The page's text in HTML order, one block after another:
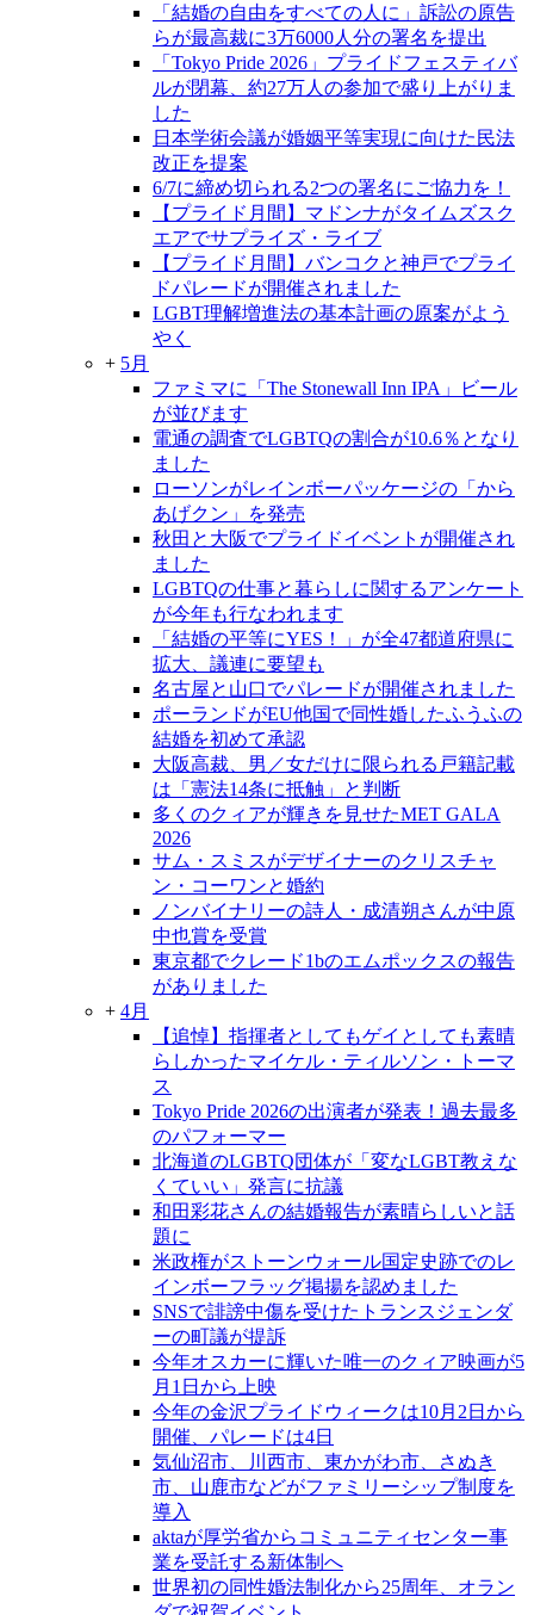
「結婚の自由をすべての人に」訴訟の原告
らが最高裁に3万6000人分の署名を提出
「Tokyo Pride 2026」プライドフェスティバ
ルが閉幕、約27万人の参加で盛り上がりま
した
日本学術会議が婚姻平等実現に向けた民法
改正を提案
6/7に締め切られる2つの署名にご協力を！
【プライド月間】マドンナがタイムズスク
エアでサプライズ・ライブ
【プライド月間】バンコクと神戸でプライ
ドパレードが開催されました
LGBT理解増進法の基本計画の原案がよう
やく
+ 5月
ファミマに「The Stonewall Inn IPA」ビール
が並びます
電通の調査でLGBTQの割合が10.6％となり
ました
ローソンがレインボーパッケージの「から
あげクン」を発売
秋田と大阪でプライドイベントが開催され
ました
LGBTQの仕事と暮らしに関するアンケート
が今年も行なわれます
「結婚の平等にYES！」が全47都道府県に
拡大、議連に要望も
名古屋と山口でパレードが開催されました
ポーランドがEU他国で同性婚したふうふの
結婚を初めて承認
大阪高裁、男／女だけに限られる戸籍記載
は「憲法14条に抵触」と判断
多くのクィアが輝きを見せたMET GALA
2026
サム・スミスがデザイナーのクリスチャ
ン・コーワンと婚約
ノンバイナリーの詩人・成清朔さんが中原
中也賞を受賞
東京都でクレード1bのエムポックスの報告
がありました
+ 4月
【追悼】指揮者としてもゲイとしても素晴
らしかったマイケル・ティルソン・トーマ
ス
Tokyo Pride 2026の出演者が発表！過去最多
のパフォーマー
北海道のLGBTQ団体が「変なLGBT教えな
くていい」発言に抗議
和田彩花さんの結婚報告が素晴らしいと話
題に
米政権がストーンウォール国定史跡でのレ
インボーフラッグ掲揚を認めました
SNSで誹謗中傷を受けたトランスジェンダ
ーの町議が提訴
今年オスカーに輝いた唯一のクィア映画が5
月1日から上映
今年の金沢プライドウィークは10月2日から
開催、パレードは4日
気仙沼市、川西市、東かがわ市、さぬき
市、山鹿市などがファミリーシップ制度を
導入
aktaが厚労省からコミュニティセンター事
業を受託する新体制へ
世界初の同性婚法制化から25周年、オラン